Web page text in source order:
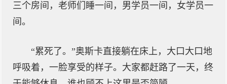
三个房间，老师们睡一间，男学员一间，女学员一
间。
“累死了。”奥斯卡直接躺在床上，大口大口地
呼吸着，一脸享受的样子。大家都赶路了一天，终